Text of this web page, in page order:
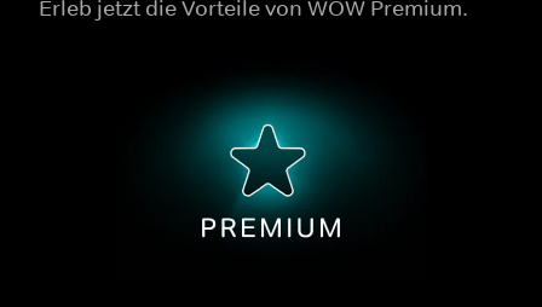
Erleb jetzt die Vorteile von WOW Premium.